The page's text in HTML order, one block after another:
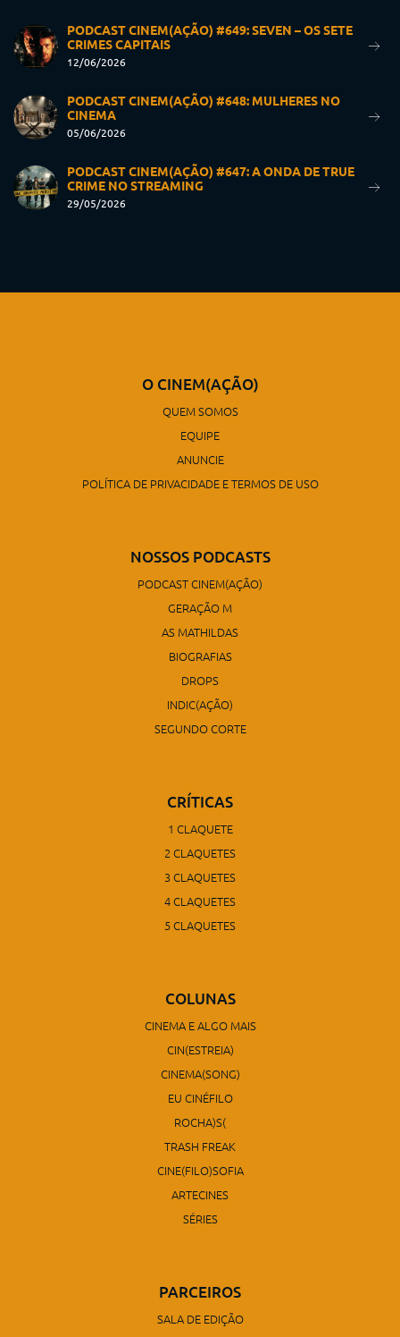
PODCAST CINEM(AÇÃO) #649: SEVEN – OS SETE
CRIMES CAPITAIS
12/06/2026
PODCAST CINEM(AÇÃO) #648: MULHERES NO
CINEMA
05/06/2026
PODCAST CINEM(AÇÃO) #647: A ONDA DE TRUE
CRIME NO STREAMING
29/05/2026
O CINEM(AÇÃO)
QUEM SOMOS
EQUIPE
ANUNCIE
POLÍTICA DE PRIVACIDADE E TERMOS DE USO
NOSSOS PODCASTS
PODCAST CINEM(AÇÃO)
GERAÇÃO M
AS MATHILDAS
BIOGRAFIAS
DROPS
INDIC(AÇÃO)
SEGUNDO CORTE
CRÍTICAS
1 CLAQUETE
2 CLAQUETES
3 CLAQUETES
4 CLAQUETES
5 CLAQUETES
COLUNAS
CINEMA E ALGO MAIS
CIN(ESTREIA)
CINEMA(SONG)
EU CINÉFILO
ROCHA)S(
TRASH FREAK
CINE(FILO)SOFIA
ARTECINES
SÉRIES
PARCEIROS
SALA DE EDIÇÃO